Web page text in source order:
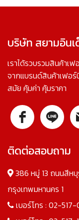
บริษัท สยามอินเ
เราได้รวบรวมสินค้าเ
จากแบรนด์สินค้าเฟอ
สมัย คุ้มค่า คุ้มราคา
ติดต่อสอบถาม
386 หมู่ 13 ถนนสีห
กรุงเทพมหานคร 1
เบอร์โทร : 02-517-